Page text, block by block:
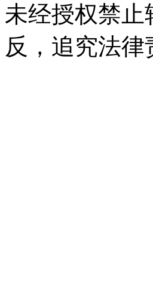
未经授权禁
反，追究法律